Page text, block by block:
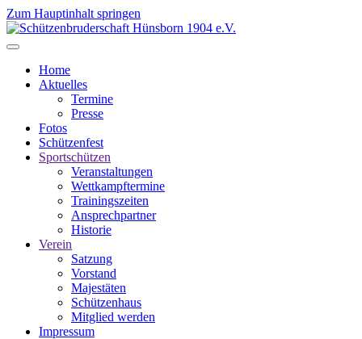
Zum Hauptinhalt springen
Home
Aktuelles
Termine
Presse
Fotos
Schützenfest
Sportschützen
Veranstaltungen
Wettkampftermine
Trainingszeiten
Ansprechpartner
Historie
Verein
Satzung
Vorstand
Majestäten
Schützenhaus
Mitglied werden
Impressum